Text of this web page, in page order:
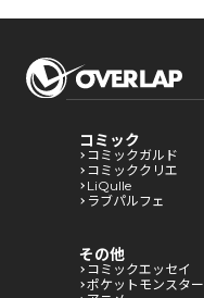
コミック
コミックガルド
コミッククリエ
LiQulle
ラブパルフェ
その他
コミックエッセイ
ポケットモンスター